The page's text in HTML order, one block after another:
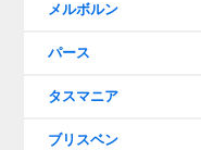
メルボルン
パース
タスマニア
ブリスベン